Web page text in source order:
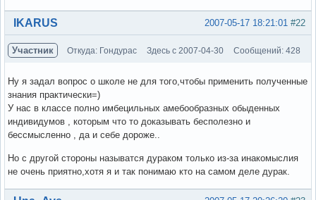
Вне форума #22
2007-05-17 18:21:01
IKARUS
Участник Откуда: Гондурас Здесь с 2007-04-30 Сообщений: 428
Ну я задал вопрос о школе не для того,чтобы применить полученные
знания практически=)
У нас в классе полно имбецильных амебообразных обыденных
индивидумов , которым что то доказывать бесполезно и
бессмысленно , да и себе дороже..
Но с другой стороны называтся дураком только из-за инакомыслия
не очень приятно,хотя я и так понимаю кто на самом деле дурак.